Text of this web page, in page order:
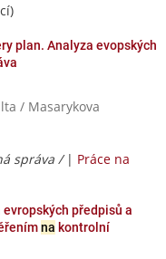
plan. Analyza evopských
/ Masarykova
správa / | Práce na
evropských předpisů a
na kontrolní